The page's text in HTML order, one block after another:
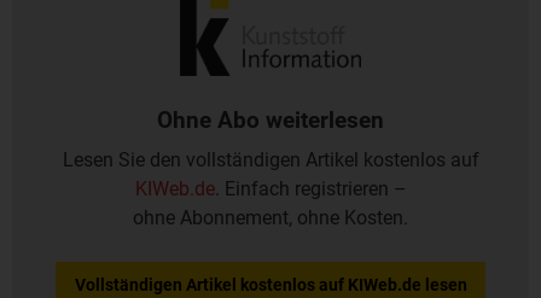
Ohne Abo weiterlesen
Lesen Sie den vollständigen Artikel kostenlos auf
KIWeb.de. Einfach registrieren –
ohne Abonnement, ohne Kosten.
Vollständigen Artikel kostenlos auf KIWeb.de lesen